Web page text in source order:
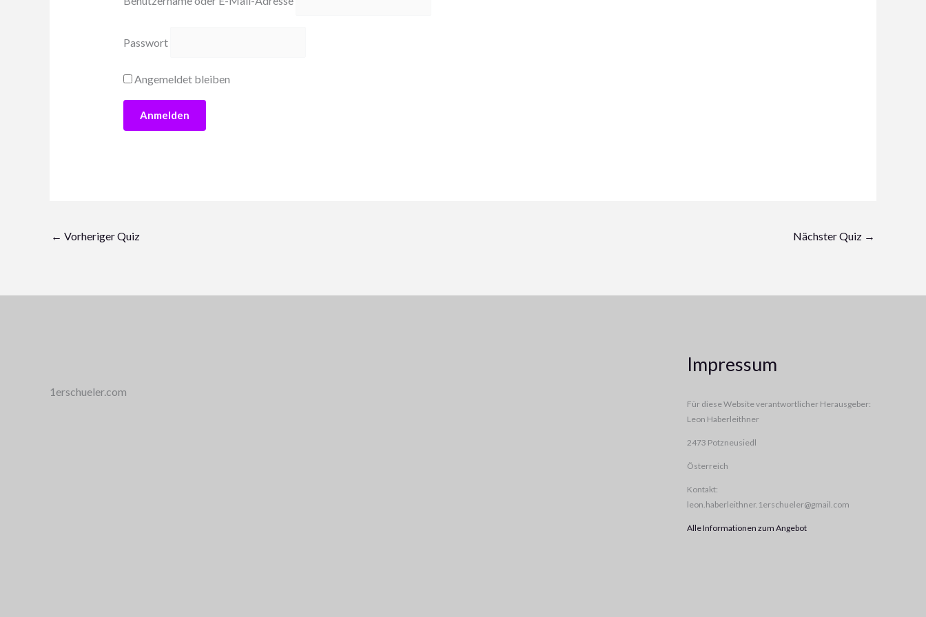
Passwort
Angemeldet bleiben
← Vorheriger Quiz Nächster Quiz →
1erschueler.com
Impressum
Für diese Website verantwortlicher Herausgeber:
Leon Haberleithner
2473 Potzneusiedl
Österreich
Kontakt:
leon.haberleithner.1erschueler@gmail.com
Alle Informationen zum Angebot